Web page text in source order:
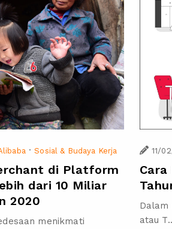
·Sosial & Budaya Kerja
di Platform
dari 10 Miliar
2020
menikmati
11/
Dalam
atau